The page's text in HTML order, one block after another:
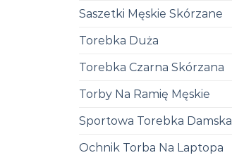
Saszetki Męskie Skórzane
Torebka Duża
Torebka Czarna Skórzana
Torby Na Ramię Męskie
Sportowa Torebka Damska
Ochnik Torba Na Laptopa